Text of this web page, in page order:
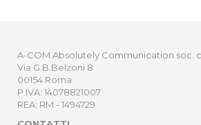
A-COM Absolutely Communication soc.
Via G.B.Belzoni 8
00154 Roma
P.IVA: 14078821007
REA: RM - 1494729